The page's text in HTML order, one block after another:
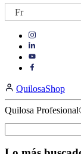
Fr
Visit
https://
Visit
our
Visit
page
https://
page
QuilosaShop
Quilosa